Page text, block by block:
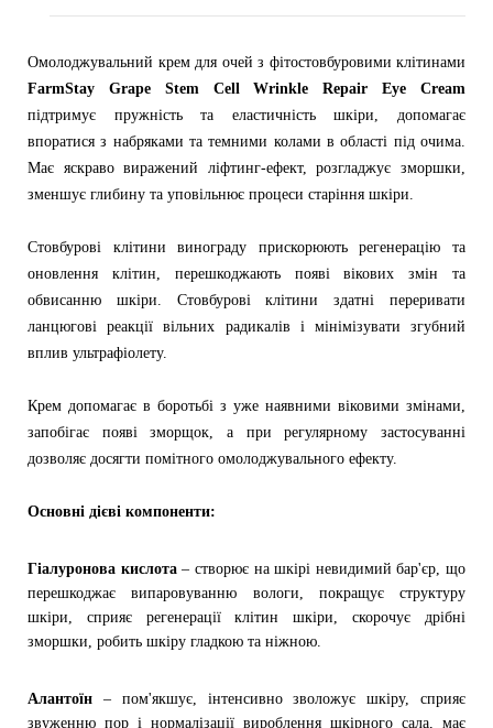
Омолоджувальний крем для очей з фітостовбуровими клітинами
FarmStay Grape Stem Cell Wrinkle Repair Eye Cream
підтримує пружність та еластичність шкіри, допомагає
впоратися з набряками та темними колами в області під очима.
Має яскраво виражений ліфтинг-ефект, розгладжує зморшки,
зменшує глибину та уповільнює процеси старіння шкіри.
Стовбурові клітини винограду прискорюють регенерацію та
оновлення клітин, перешкоджають появі вікових змін та
обвисанню шкіри. Стовбурові клітини здатні переривати
ланцюгові реакції вільних радикалів і мінімізувати згубний
вплив ультрафіолету.
Крем допомагає в боротьбі з уже наявними віковими змінами,
запобігає появі зморщок, а при регулярному застосуванні
дозволяє досягти помітного омолоджувального ефекту.
Основні дієві компоненти:
Гіалуронова кислота– створює на шкірі невидимий бар'єр, що
перешкоджає випаровуванню вологи, покращує структуру
шкіри, сприяє регенерації клітин шкіри, скорочує дрібні
зморшки, робить шкіру гладкою та ніжною.
Алантоїн –
пом'якшує, інтенсивно зволожує шкіру, сприяє
звуженню пор і нормалізації вироблення шкірного сала, має